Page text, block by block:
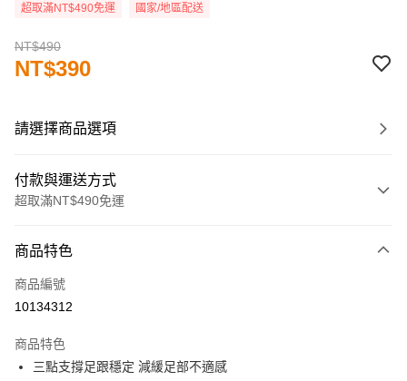
超取滿NT$490免運 國家/地區配送
NT$490
NT$390
請選擇商品選項
付款與運送方式
超取滿NT$490免運
信用卡一次付款
超商取貨付款
Apple Pay
商品特色
商品編號
10134312
商品特色
三點支撐足跟穩定 減緩足部不適感